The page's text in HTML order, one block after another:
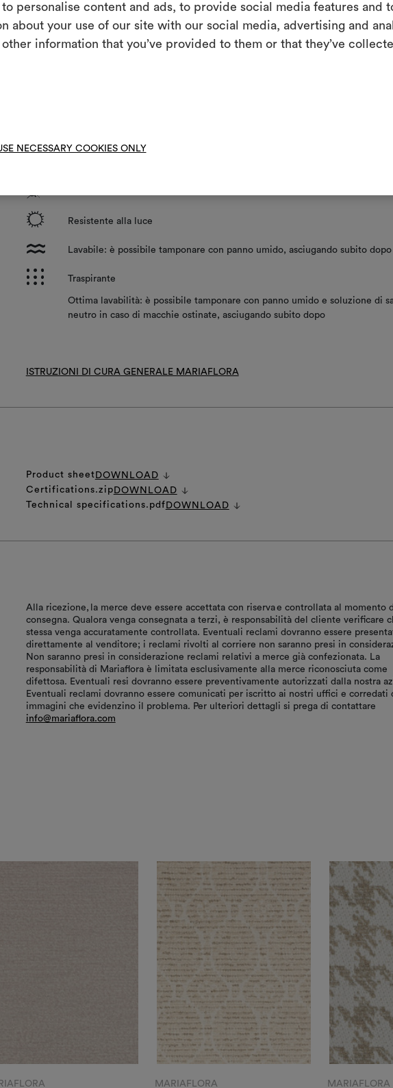
personalise content and ads, to provide social media features and
about your use of our site with our social media, advertising and
information that you’ve provided to them or that they’ve
NECESSARY COOKIES ONLY
H Stiratura tiepida
3
Lavare a macchina a temperatura inferiore a 30°C con trattamento
?
i Resistente alla luce
l Lavabile: è possibile tamponare con panno umido, asciugando subito dopo
p Traspirante
Ottima lavabilità: è possibile tamponare con panno umido e soluzione di
neutro in caso di macchie ostinate, asciugando subito dopo
ISTRUZIONI DI CURA GENERALE MARIAFLORA
Product sheet DOWNLOAD
Certifications.zip DOWNLOAD
Technical specifications.pdf DOWNLOAD
Alla ricezione, la merce deve essere accettata con riserva e controllata al momento
consegna. Qualora venga consegnata a terzi, è responsabilità del cliente verificare
stessa venga accuratamente controllata. Eventuali reclami dovranno essere
direttamente al venditore; i reclami rivolti al corriere non saranno presi in
Non saranno presi in considerazione reclami relativi a merce già confezionata. La
responsabilità di Mariaflora è limitata esclusivamente alla merce riconosciuta come
difettosa. Eventuali resi dovranno essere preventivamente autorizzati dalla nostra
Eventuali reclami dovranno essere comunicati per iscritto ai nostri uffici e corredati
immagini che evidenzino il problema. Per ulteriori dettagli si prega di contattare
info@mariaflora.com
MARIAFLORA MARIAFLORA
Uno strumento